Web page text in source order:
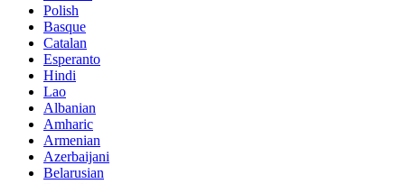
Polish
Basque
Catalan
Esperanto
Hindi
Lao
Albanian
Amharic
Armenian
Azerbaijani
Belarusian